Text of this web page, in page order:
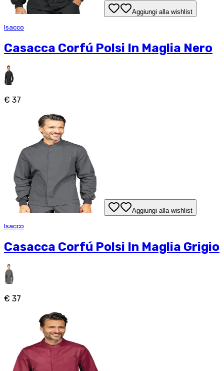
Aggiungi alla wishlist
Isacco
Casacca Corfú Polsi In Maglia Nero
€ 37
Aggiungi alla wishlist
Isacco
Casacca Corfú Polsi In Maglia Grigio
€ 37